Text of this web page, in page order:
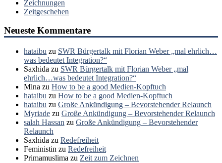
Zeichnungen
Zeitgeschehen
Neueste Kommentare
hataibu zu SWR Bürgertalk mit Florian Weber „mal ehrlich…
was bedeutet Integration?“
Saxhida zu SWR Bürgertalk mit Florian Weber „mal
ehrlich…was bedeutet Integration?“
Mina zu How to be a good Medien-Kopftuch
hataibu zu How to be a good Medien-Kopftuch
hataibu zu Große Ankündigung – Bevorstehender Relaunch
Myriade zu Große Ankündigung – Bevorstehender Relaunch
salah Hassan zu Große Ankündigung – Bevorstehender
Relaunch
Saxhida zu Redefreiheit
Feministin zu Redefreiheit
Primamuslima zu Zeit zum Zeichnen